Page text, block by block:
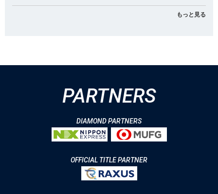
もっと見る
PARTNERS
DIAMOND PARTNERS
OFFICIAL TITLE PARTNER